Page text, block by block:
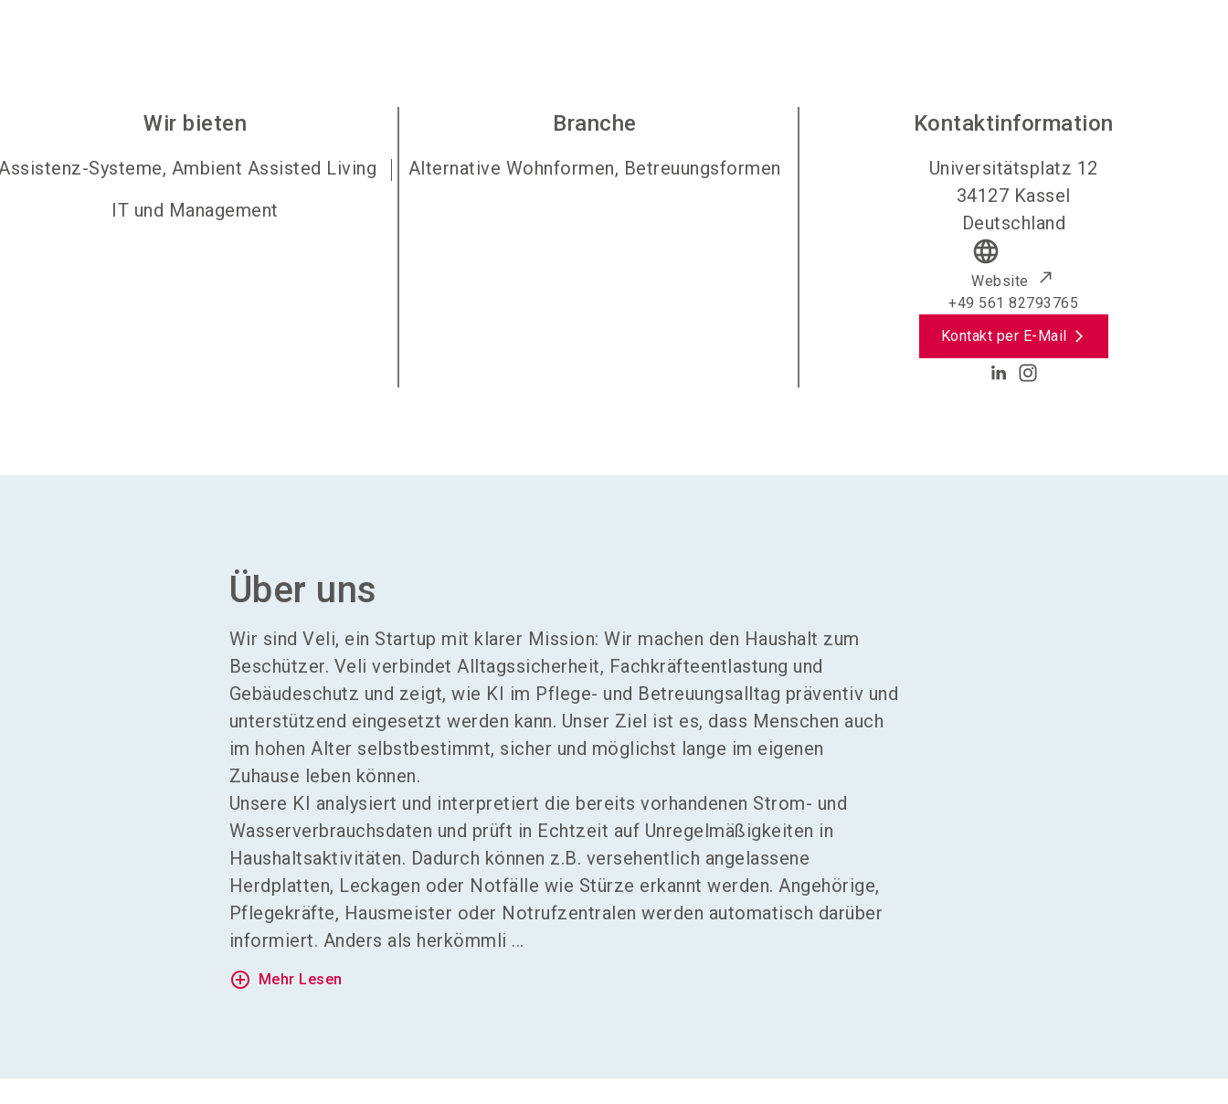
Wir bieten
Systeme, Ambient Assisted Living
IT und Management
Branche
Alternative Wohnformen, Betreuungsformen
Kontaktinformation
Universitätsplatz 12
34127 Kassel
Deutschland
language
Website
+49 561 82793765
Kontakt per E-Mail
Über uns
Wir sind Veli, ein Startup mit klarer Mission: Wir machen den Haushalt zum
Beschützer. Veli verbindet Alltagssicherheit, Fachkräfteentlastung und
Gebäudeschutz und zeigt, wie KI im Pflege- und Betreuungsalltag präventiv und
unterstützend eingesetzt werden kann. Unser Ziel ist es, dass Menschen auch
im hohen Alter selbstbestimmt, sicher und möglichst lange im eigenen
Zuhause leben können.
Unsere KI analysiert und interpretiert die bereits vorhandenen Strom- und
Wasserverbrauchsdaten und prüft in Echtzeit auf Unregelmäßigkeiten in
Haushaltsaktivitäten. Dadurch können z.B. versehentlich angelassene
Herdplatten, Leckagen oder Notfälle wie Stürze erkannt werden. Angehörige,
Pflegekräfte, Hausmeister oder Notrufzentralen werden automatisch darüber
informiert. Anders als herkömmli ...
add_circle_outline Mehr Lesen